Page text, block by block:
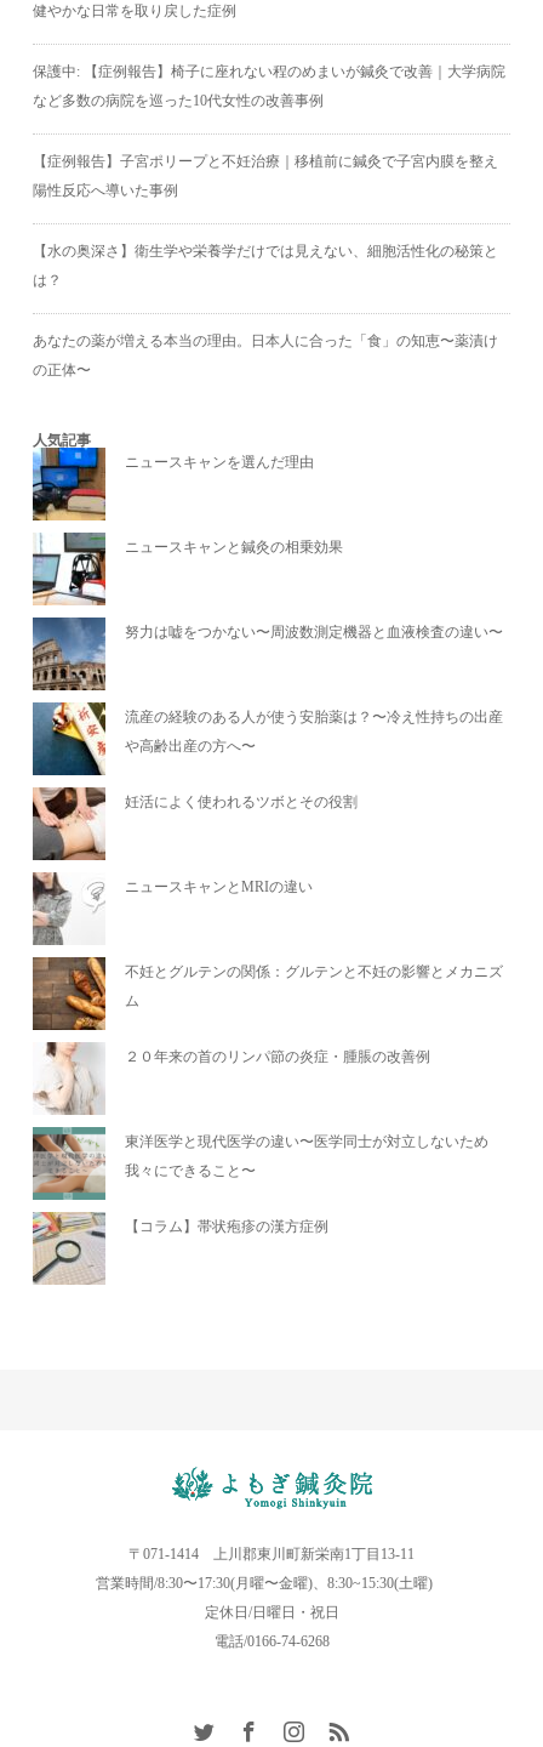
健やかな日常を取り戻した症例
保護中: 【症例報告】椅子に座れない程のめまいが鍼灸で改善｜大学病院
など多数の病院を巡った10代女性の改善事例
【症例報告】子宮ポリープと不妊治療｜移植前に鍼灸で子宮内膜を整え
陽性反応へ導いた事例
【水の奥深さ】衛生学や栄養学だけでは見えない、細胞活性化の秘策と
は？
あなたの薬が増える本当の理由。日本人に合った「食」の知恵〜薬漬け
の正体〜
人気記事
ニュースキャンを選んだ理由
ニュースキャンと鍼灸の相乗効果
努力は嘘をつかない〜周波数測定機器と血液検査の違い〜
流産の経験のある人が使う安胎薬は？〜冷え性持ちの出産
や高齢出産の方へ〜
妊活によく使われるツボとその役割
ニュースキャンとMRIの違い
不妊とグルテンの関係：グルテンと不妊の影響とメカニズ
ム
２０年来の首のリンパ節の炎症・腫脹の改善例
東洋医学と現代医学の違い〜医学同士が対立しないため
我々にできること〜
【コラム】帯状疱疹の漢方症例
〒071-1414 上川郡東川町新栄南1丁目13-11
営業時間/8:30〜17:30(月曜〜金曜)、8:30~15:30(土曜)
定休日/日曜日・祝日
電話/0166-74-6268